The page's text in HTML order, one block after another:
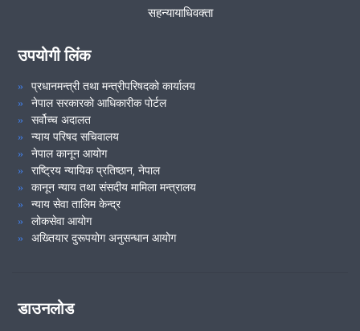
सहन्यायाधिवक्ता
उपयोगी लिंक
प्रधानमन्त्री तथा मन्त्रीपरिषदको कार्यालय
नेपाल सरकारको आधिकारीक पोर्टल
सर्वोच्च अदालत
न्याय परिषद सचिवालय
नेपाल कानून आयोग
राष्ट्रिय न्यायिक प्रतिष्ठान, नेपाल
कानून न्याय तथा संसदीय मामिला मन्त्रालय
न्याय सेवा तालिम केन्द्र
लोकसेवा आयोग
अख्तियार दुरूपयोग अनुसन्धान आयोग
डाउनलोड